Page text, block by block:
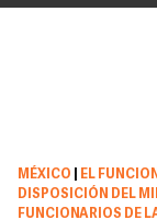
MÉXICO
EL
DISPOSICIÓN DEL
FUNCIONARIOS DE